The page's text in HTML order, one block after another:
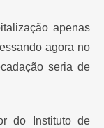
apenas
agora no
seria de
do Instituto de